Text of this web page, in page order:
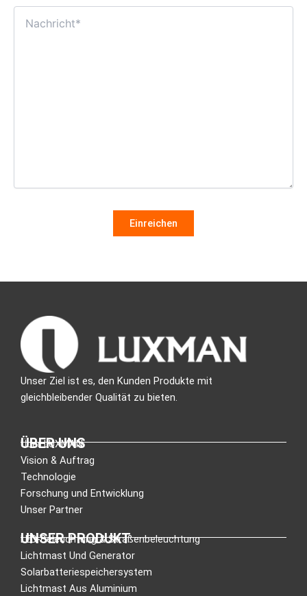
Unser Ziel ist es, den Kunden Produkte mit
gleichbleibender Qualität zu bieten.
ÜBER UNS
Über LUXMAN
Vision & Auftrag
Technologie
Forschung und Entwicklung
Unser Partner
UNSER PRODUKT
LED-Beleuchtung & Straßenbeleuchtung
Lichtmast Und Generator
Solarbatteriespeichersystem
Lichtmast Aus Aluminium